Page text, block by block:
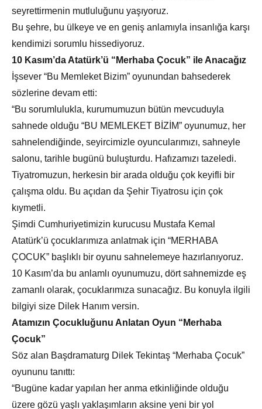
seyrettirmenin mutluluğunu yaşıyoruz.
Bu şehre, bu ülkeye ve en geniş anlamıyla insanlığa karşı
kendimizi sorumlu hissediyoruz.
10 Kasım’da Atatürk’ü “Merhaba Çocuk” ile Anacağız
İşsever “Bu Memleket Bizim” oyunundan bahsederek
sözlerine devam etti:
“Bu sorumlulukla, kurumumuzun bütün mevcuduyla
sahnede olduğu “BU MEMLEKET BİZİM” oyunumuz, her
sahnelendiğinde, seyircimizle oyuncularımızı, sahneyle
salonu, tarihle bugünü buluşturdu. Hafızamızı tazeledi.
Tiyatromuzun, herkesin bir arada olduğu çok keyifli bir
çalışma oldu. Bu açıdan da Şehir Tiyatrosu için çok
kıymetli.
Şimdi Cumhuriyetimizin kurucusu Mustafa Kemal
Atatürk’ü çocuklarımıza anlatmak için “MERHABA
ÇOCUK” başlıklı bir oyunu sahnelemeye hazırlanıyoruz.
10 Kasım’da bu anlamlı oyunumuzu, dört sahnemizde eş
zamanlı olarak, çocuklarımıza sunacağız. Bu konuyla ilgili
bilgiyi size Dilek Hanım versin.
Atamızın Çocukluğunu Anlatan Oyun “Merhaba
Çocuk”
Söz alan Başdramaturg Dilek Tekintaş “Merhaba Çocuk”
oyununu tanıttı:
“Bugüne kadar yapılan her anma etkinliğinde olduğu
üzere gözü yaşlı yaklaşımların aksine yeni bir yol